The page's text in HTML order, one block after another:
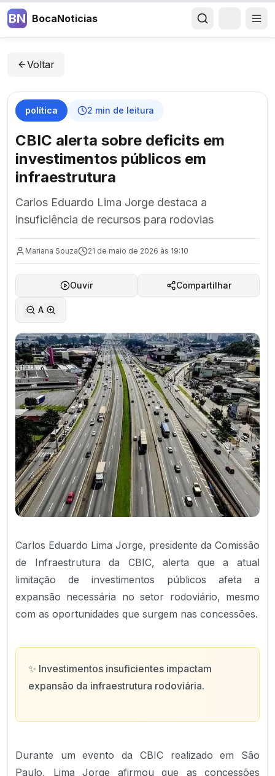
BN BocaNoticias
Voltar
política 2 min de leitura
CBIC alerta sobre deficits em
investimentos públicos em
infraestrutura
Carlos Eduardo Lima Jorge destaca a
insuficiência de recursos para rodovias
Mariana Souza 21 de maio de 2026 às 19:10
Ouvir Compartilhar
A
Carlos Eduardo Lima Jorge, presidente da Comissão
de Infraestrutura da CBIC, alerta que a atual
limitação de investimentos públicos afeta a
expansão necessária no setor rodoviário, mesmo
com as oportunidades que surgem nas concessões.
✨ Investimentos insuficientes impactam
expansão da infraestrutura rodoviária.
Durante um evento da CBIC realizado em São
Paulo, Lima Jorge afirmou que as concessões